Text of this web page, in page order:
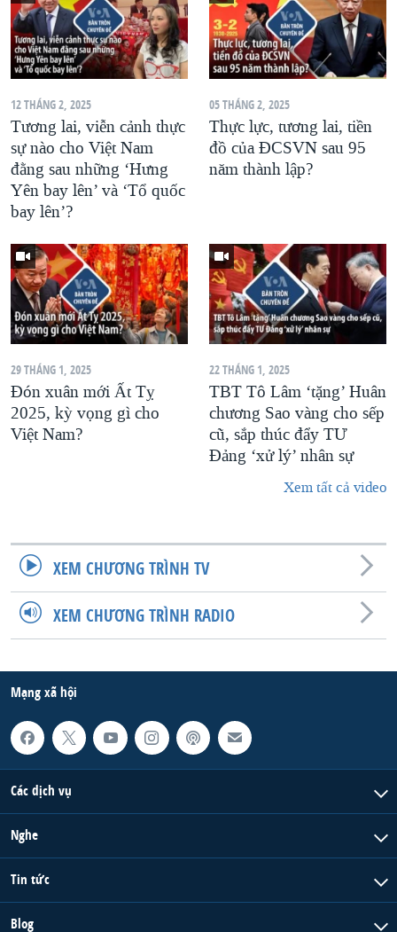
12 THÁNG 2, 2025
Tương lai, viễn cảnh thực
sự nào cho Việt Nam
đằng sau những ‘Hưng
Yên bay lên’ và ‘Tổ quốc
bay lên’?
05 THÁNG 2, 2025
Thực lực, tương lai, tiền
đồ của ĐCSVN sau 95
năm thành lập?
29 THÁNG 1, 2025
Đón xuân mới Ất Tỵ
2025, kỳ vọng gì cho
Việt Nam?
22 THÁNG 1, 2025
TBT Tô Lâm ‘tặng’ Huân
chương Sao vàng cho sếp
cũ, sắp thúc đẩy TƯ
Đảng ‘xử lý’ nhân sự
Xem tất cả video
XEM CHƯƠNG TRÌNH TV
XEM CHƯƠNG TRÌNH RADIO
Mạng xã hội
Các dịch vụ
Nghe
Tin tức
Blog